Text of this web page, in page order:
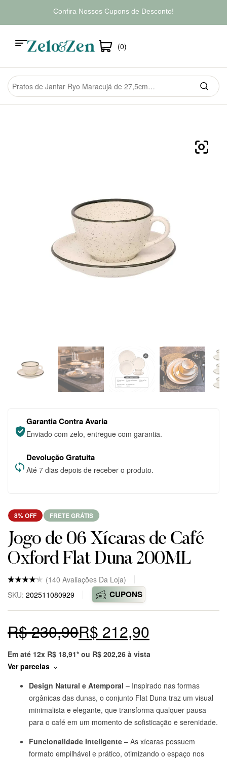
Confira Nossos Cupons de Desconto!
(0)
Garantia Contra Avaria
Enviado com zelo, entregue com garantia.
Devolução Gratuita
Até 7 dias depois de receber o produto.
8% OFF FRETE GRÁTIS
Jogo de 06 Xícaras de Café
Oxford Flat Duna 200ML
Nota 4.8
de 5
em
es
5
de
clientes
em
ace.
(140 Avaliações Da Loja)
SKU: 202511080929 CUPONS
R$230,90R$ 212,90
Em até 12x R$ 18,91* ou R$ 202,26 à vista
Ver parcelas
Design Natural e Atemporal – Inspirado nas formas
orgânicas das dunas, o conjunto Flat Duna traz um visual
minimalista e elegante, que transforma qualquer pausa
para o café em um momento de sofisticação e serenidade.
Funcionalidade Inteligente – As xícaras possuem
formato empilhável e prático, otimizando o espaço nos